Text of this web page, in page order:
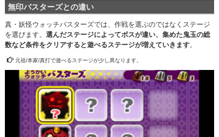
無印バスターズとの違い
真・妖怪ウォッチバスターズでは、作戦を選ぶのではなくステージ
を選びます。 選んだステージによってボスが違い、集めた鬼玉の総
数など条件をクリアすると遊べるステージが増えていきます。
元祖/本家/真打で遊べるステージが少し異なります。